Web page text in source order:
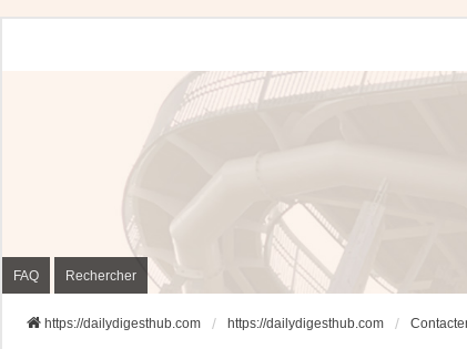
FAQ Rechercher
https://dailydigesthub.com https://dailydigesthub.com